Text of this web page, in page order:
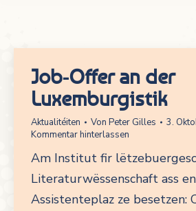
Job-Offer an der
Luxemburgistik
Aktualitéiten Von Peter Gilles
3.
Kommentar hinterlassen
Am Institut fir
Literaturwëssenschaft ass
Assistenteplaz ze besetzen: